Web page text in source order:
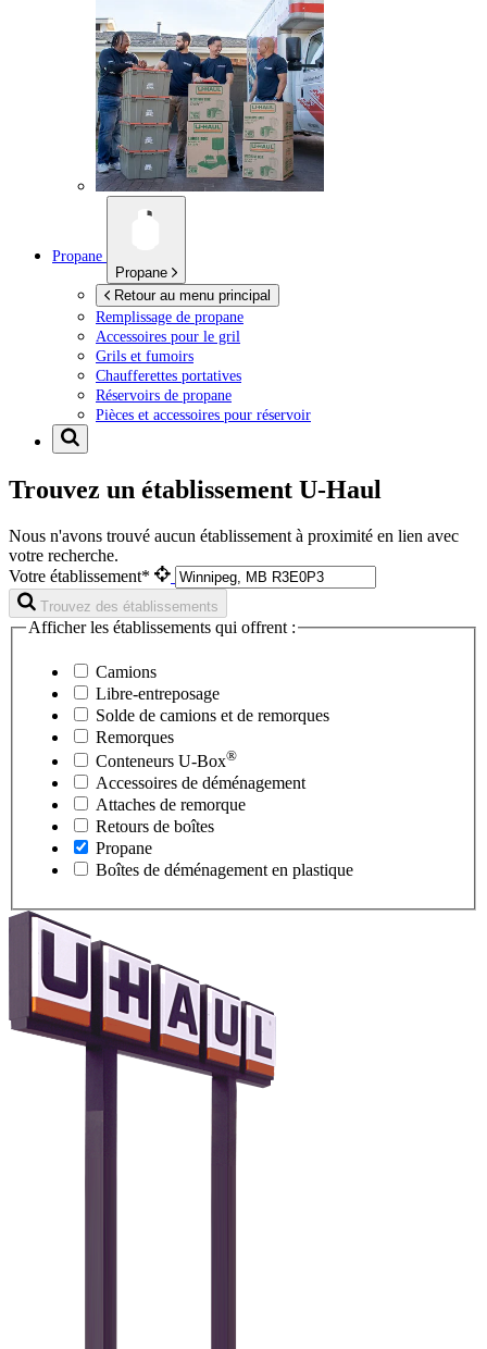
Propane
Propane
Retour au menu principal
Remplissage de propane
Accessoires pour le gril
Grils et fumoirs
Chaufferettes portatives
Réservoirs de propane
Pièces et accessoires pour réservoir
Trouvez un établissement U-Haul
Nous n'avons trouvé aucun établissement à proximité en lien avec
votre recherche.
Votre établissement*
Trouvez des établissements
Afficher les établissements qui offrent :
Camions
Libre-entreposage
Solde de camions et de remorques
Remorques
Conteneurs U-Box®
Accessoires de déménagement
Attaches de remorque
Retours de boîtes
Propane
Boîtes de déménagement en plastique